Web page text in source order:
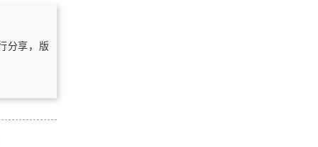
分享，版